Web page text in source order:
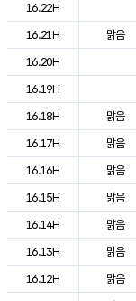
16.22H
16.21H
맑음
16.20H
16.19H
16.18H
맑음
16.17H
맑음
16.16H
맑음
16.15H
맑음
16.14H
맑음
16.13H
맑음
16.12H
맑음